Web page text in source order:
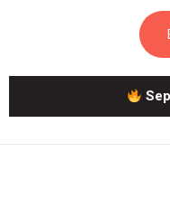
Sepette